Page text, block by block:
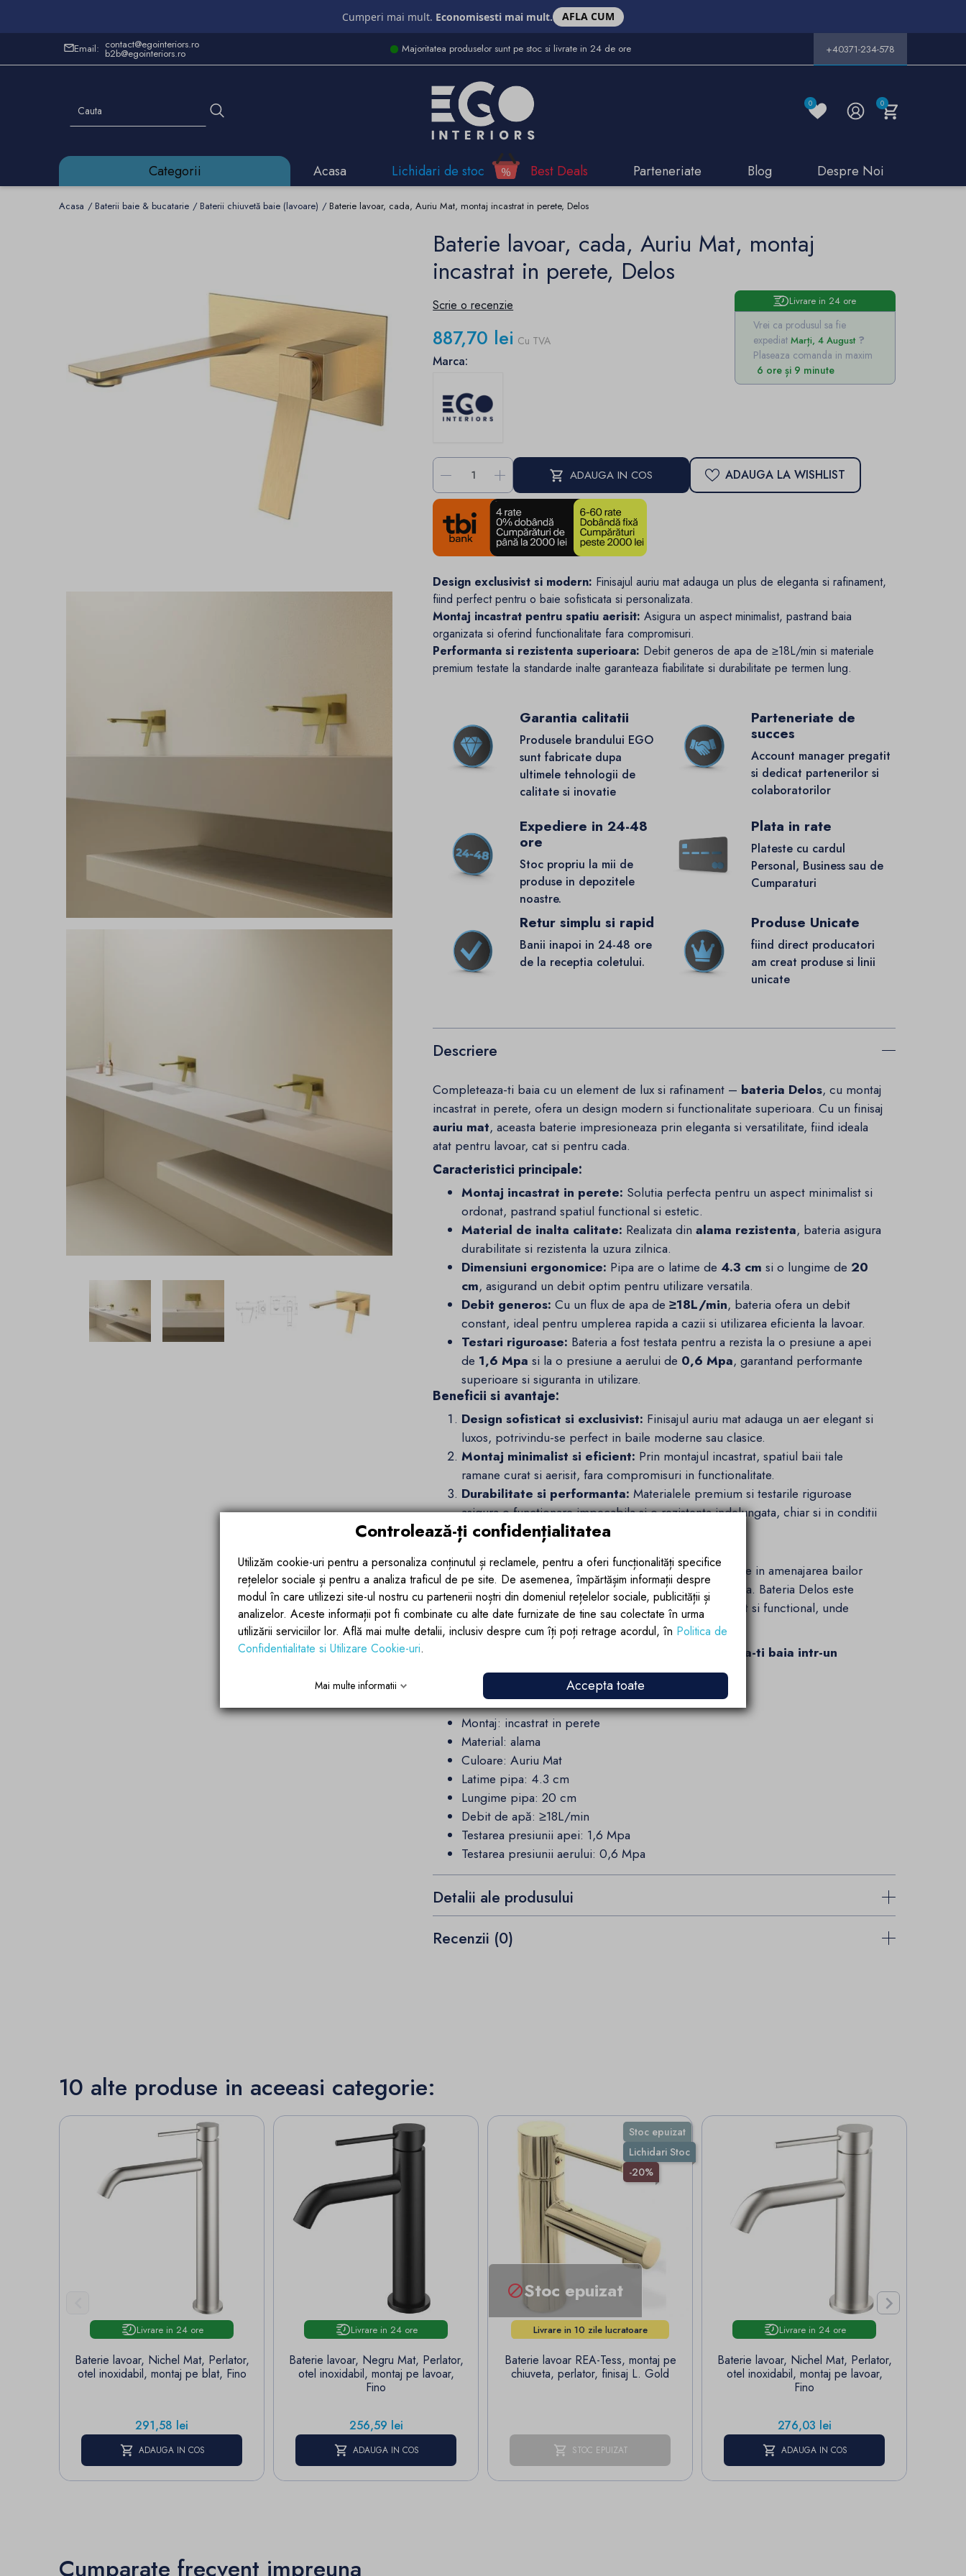
Cumperi mai mult. Economisesti mai mult. AFLA CUM
Email: contact@egointeriors.ro
b2b@egointeriors.ro Majoritatea produselor sunt pe stoc si livrate in 24 de ore +40371-234-578
0 0
Categorii Acasa Lichidari de stoc Best Deals Parteneriate Blog Despre Noi
Acasa Baterii baie & bucatarie Baterii chiuvetă baie (lavoare) Baterie lavoar, cada, Auriu Mat, montaj incastrat in perete, Delos
Baterie lavoar, cada, Auriu Mat, montaj
incastrat in perete, Delos
Livrare in 24 ore
Vrei ca produsul sa fie
expediat Marți, 4 August
Plaseaza comanda in maxim
6 ore și 9 minute
Scrie o recenzie
887,70 lei Cu TVA
Marca:
- + ADAUGA IN COS ADAUGA LA WISHLIST
Design exclusivist si modern: Finisajul auriu mat adauga un plus de eleganta si rafinament,
fiind perfect pentru o baie sofisticata si personalizata.
Montaj incastrat pentru spatiu aerisit: Asigura un aspect minimalist, pastrand baia
organizata si oferind functionalitate fara compromisuri.
Performanta si rezistenta superioara: Debit generos de apa de ≥18L/min si materiale
premium testate la standarde inalte garanteaza fiabilitate si durabilitate pe termen lung.
Garantia calitatii
Produsele brandului EGO
sunt fabricate dupa
ultimele tehnologii de
calitate si inovatie
Parteneriate de
succes
Account manager pregatit
si dedicat partenerilor si
colaboratorilor
Expediere in 24-48
ore
Stoc propriu la mii de
produse in depozitele
noastre.
Plata in rate
Plateste cu cardul
Personal, Business sau de
Cumparaturi
Retur simplu si rapid
Banii inapoi in 24-48 ore
de la receptia coletului.
Produse Unicate
fiind direct producatori
am creat produse si linii
unicate
Descriere
Completeaza-ti baia cu un element de lux si rafinament – bateria Delos, cu montaj
incastrat in perete, ofera un design modern si functionalitate superioara. Cu un finisaj
auriu mat, aceasta baterie impresioneaza prin eleganta si versatilitate, fiind ideala
atat pentru lavoar, cat si pentru cada.
Caracteristici principale:
Montaj incastrat in perete: Solutia perfecta pentru un aspect minimalist si
ordonat, pastrand spatiul functional si estetic.
Material de inalta calitate: Realizata dinalama rezistenta, bateria asigura
durabilitate si rezistenta la uzura zilnica.
Dimensiuni ergonomice: Pipa are o latime de4.3 cm si o lungime de20
cm, asigurand un debit optim pentru utilizare versatila.
Debit generos: Cu un flux de apa de≥18L/min, bateria ofera un debit
constant, ideal pentru umplerea rapida a cazii si utilizarea eficienta la lavoar.
Testari riguroase: Bateria a fost testata pentru a rezista la o presiune a apei
de 1,6 Mpa si la o presiune a aerului de 0,6 Mpa, garantand performante
superioare si siguranta in utilizare.
Beneficii si avantaje:
Design sofisticat si exclusivist: Finisajul auriu mat adauga un aer elegant si
luxos, potrivindu-se perfect in baile moderne sau clasice.
Montaj minimalist si eficient: Prin montajul incastrat, spatiul baii tale
ramane curat si aerisit, fara compromisuri in functionalitate.
Durabilitate si performanta: Materialele premium si testarile riguroase
asigura o functionare impecabila si o rezistenta indelungata, chiar si in conditii
intense de utilizare.
Un detaliu de lux pentru baia ta
ColectiaDelosde laEgo Interiorsredefineste standardele in amenajarea bailor
prin combinatia de estetica moderna si calitate exceptionala. Bateria Delos este
ideala pentru cei care isi doresc un spatiu de baie sofisticat si functional, unde
fiecare detaliu conteaza.
Alege bateria Delos de la Ego Interiors si transforma-ti baia intr-un
sanctuar de eleganta si confort!
SPECIFICATII TEHNICE:
Montaj: incastrat in perete
Material: alama
Culoare: Auriu Mat
Latime pipa: 4.3 cm
Lungime pipa: 20 cm
Debit de apă: ≥18L/min
Testarea presiunii apei: 1,6 Mpa
Testarea presiunii aerului: 0,6 Mpa
Detalii ale produsului
Recenzii (0)
10 alte produse in aceeasi categorie:
Livrare in 24 ore
Baterie lavoar, Nichel Mat, Perlator,
otel inoxidabil, montaj pe blat, Fino
Pret
291,58 lei
ADAUGA IN COS
Livrare in 24 ore
Baterie lavoar, Negru Mat, Perlator,
otel inoxidabil, montaj pe lavoar,
Fino
Pret
256,59 lei
ADAUGA IN COS
Stoc epuizat
Lichidari Stoc
-20%
Stoc epuizat
Livrare in 10 zile lucratoare
Baterie lavoar REA-Tess, montaj pe
chiuveta, perlator, finisaj L. Gold
STOC EPUIZAT
Livrare in 24 ore
Baterie lavoar, Nichel Mat, Perlator,
otel inoxidabil, montaj pe lavoar,
Fino
Pret
276,03 lei
ADAUGA IN COS

Cumparate frecvent impreuna
Controlează-ți confidențialitatea
Utilizăm cookie-uri pentru a personaliza conținutul și reclamele, pentru a oferi funcționalități specifice
rețelelor sociale și pentru a analiza traficul de pe site. De asemenea, împărtășim informații despre
modul în care utilizezi site-ul nostru cu partenerii noștri din domeniul rețelelor sociale, publicității și
analizelor. Aceste informații pot fi combinate cu alte date furnizate de tine sau colectate în urma
utilizării serviciilor lor. Află mai multe detalii, inclusiv despre cum îți poți retrage acordul, în Politica de
Confidentialitate si Utilizare Cookie-uri.
Mai multe informatii Accepta toate